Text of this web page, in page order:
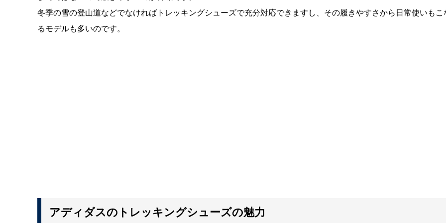
冬季の雪の登山道などでなければトレッキングシューズで充分対応できますし、その履きやすさから日常使いもこ
るモデルも多いのです。
アディダスのトレッキングシューズの魅力